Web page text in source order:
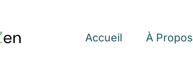
Accueil À Propos